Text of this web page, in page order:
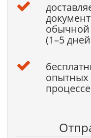
обычной
(1–5
опытных